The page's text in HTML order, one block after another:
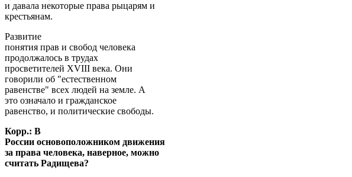
и давала некоторые права рыцарям и
крестьянам.
Развитие
понятия прав и свобод человека
продолжалось в трудах
просветителей XVIII века. Они
говорили об "естественном
равенстве" всех людей на земле. А
это означало и гражданское
равенство, и политические свободы.
Корр.: В
России основоположником движения
за права человека, наверное, можно
считать Радищева?